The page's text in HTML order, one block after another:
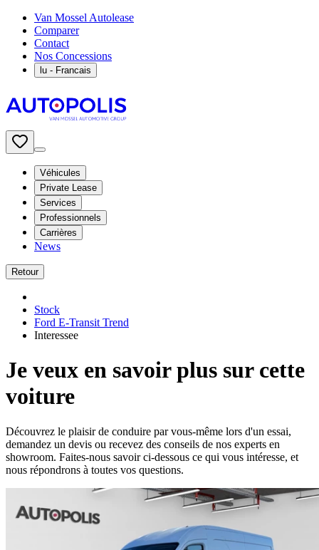
Van Mossel Autolease
Comparer
Contact
Nos Concessions
lu - Francais
Véhicules
Private Lease
Services
Professionnels
Carrières
News
Retour
Stock
Ford E-Transit Trend
Interessee
Je veux en savoir plus sur cette
voiture
Découvrez le plaisir de conduire par vous-même lors d'un essai,
demandez un devis ou recevez des conseils de nos experts en
showroom. Faites-nous savoir ci-dessous ce qui vous intéresse, et
nous répondrons à toutes vos questions.